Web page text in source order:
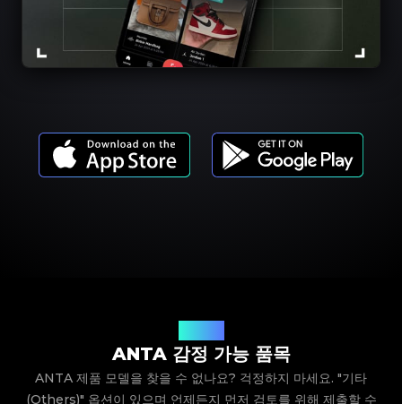
ANTA 감정 가능 품목
ANTA 제품 모델을 찾을 수 없나요? 걱정하지 마세요. "기타
(Others)" 옵션이 있으며 언제든지 먼저 검토를 위해 제출할 수